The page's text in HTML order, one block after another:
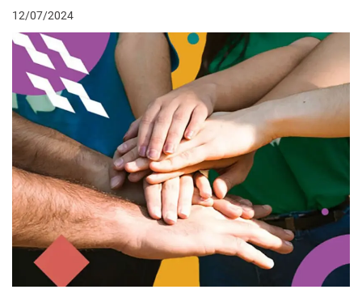
12/07/2024